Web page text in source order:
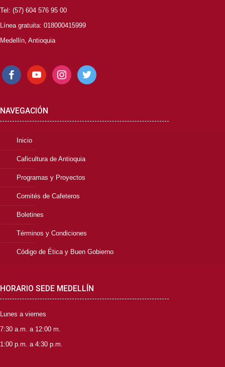
Tel: (57) 604 576 95 00
Línea gratuita: 018000415999
Medellín, Antioquia
facebookyoutube instagramtwitter
NAVEGACIÓN
Inicio
Caficultura de Antioquia
Programas y Proyectos
Comités de Cafeteros
Boletines
Términos y Condiciones
Código de Ética y Buen Gobierno
HORARIO SEDE MEDELLÍN
Lunes a viernes
7:30 a.m. a 12:00 m.
1:00 p.m. a 4:30 p.m.